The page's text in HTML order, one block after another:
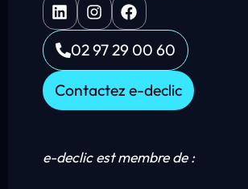
02 97 29 00 60
Contactez e-declic
e-declic est membre de :